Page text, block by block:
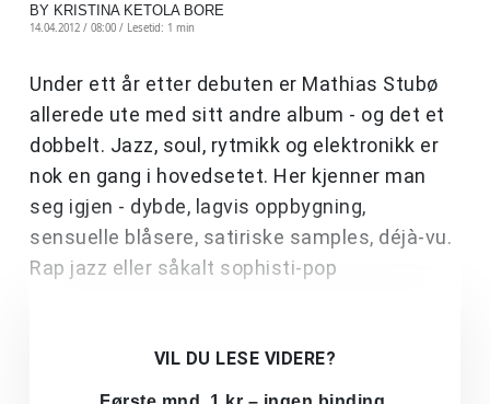
BY KRISTINA KETOLA BORE
14.04.2012 / 08:00 / Lesetid: 1 min
Under ett år etter debuten er Mathias Stubø
allerede ute med sitt andre album - og det et
dobbelt. Jazz, soul, rytmikk og elektronikk er
nok en gang i hovedsetet. Her kjenner man
seg igjen - dybde, lagvis oppbygning,
sensuelle blåsere, satiriske samples, déjà-vu.
Rap jazz eller såkalt sophisti-pop
VIL DU LESE VIDERE?